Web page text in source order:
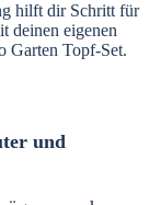
hilft dir Schritt für
deinen eigenen
Garten Topf-Set.
und